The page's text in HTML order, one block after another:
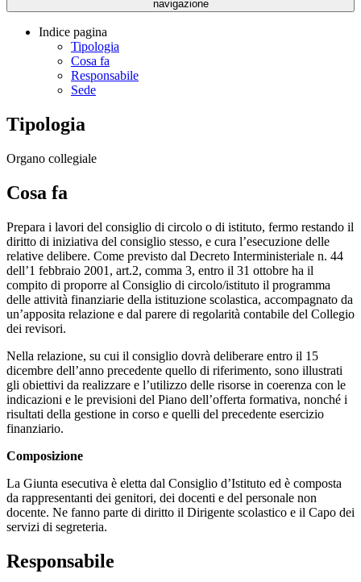
navigazione
Indice pagina
Tipologia
Cosa fa
Responsabile
Sede
Tipologia
Organo collegiale
Cosa fa
Prepara i lavori del consiglio di circolo o di istituto, fermo restando il
diritto di iniziativa del consiglio stesso, e cura l’esecuzione delle
relative delibere. Come previsto dal Decreto Interministeriale n. 44
dell’1 febbraio 2001, art.2, comma 3, entro il 31 ottobre ha il
compito di proporre al Consiglio di circolo/istituto il programma
delle attività finanziarie della istituzione scolastica, accompagnato da
un’apposita relazione e dal parere di regolarità contabile del Collegio
dei revisori.
Nella relazione, su cui il consiglio dovrà deliberare entro il 15
dicembre dell’anno precedente quello di riferimento, sono illustrati
gli obiettivi da realizzare e l’utilizzo delle risorse in coerenza con le
indicazioni e le previsioni del Piano dell’offerta formativa, nonché i
risultati della gestione in corso e quelli del precedente esercizio
finanziario.
Composizione
La Giunta esecutiva è eletta dal Consiglio d’Istituto ed è composta
da rappresentanti dei genitori, dei docenti e del personale non
docente. Ne fanno parte di diritto il Dirigente scolastico e il Capo dei
servizi di segreteria.
Responsabile